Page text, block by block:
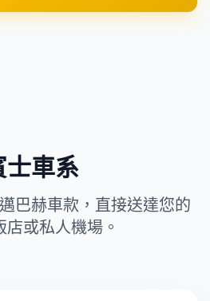
士車系
巴赫車款，直接送達您的
店或私人機場。